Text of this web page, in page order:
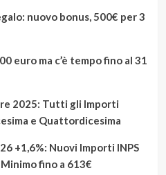
nuovo bonus, 500€ per 3
euro ma c’è tempo fino al 31
2025: Tutti gli Importi
e Quattordicesima
+1,6%: Nuovi Importi INPS
fino a 613€